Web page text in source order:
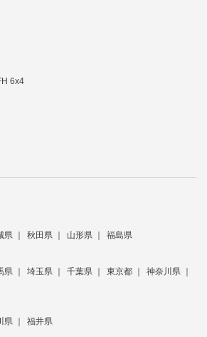
6x4
県 秋田県 山形県 福島県
県 埼玉県 千葉県 東京都
神奈川県
県 福井県